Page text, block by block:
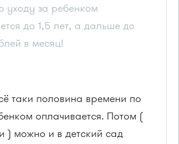
уходу за ребенком
до 1,5 лет, а дальше до
в месяц!
таки половина времени по
оплачивается. Потом (
) можно и в детский сад